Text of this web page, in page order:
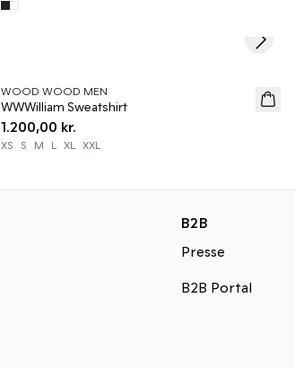
News
WOOD WOOD MEN
WWWilliam Sweatshirt
1.200,00 kr.
XS S M L XL XXL
Next
B2B
Presse
B2B Portal